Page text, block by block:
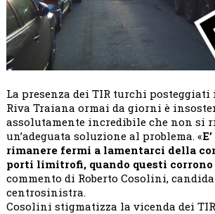
La presenza dei TIR turchi
Riva Traiana ormai da giorni è
assolutamente incredibile che non si
un’adeguata soluzione al problema. «
rimanere fermi a lamentarci della
porti limitrofi, quando questi
commento di Roberto Cosolini,
centrosinistra.
Cosolini stigmatizza la vicenda dei TIR